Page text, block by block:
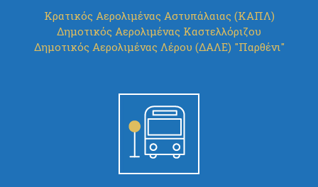
Κρατικός Αερολιμένας Αστυπάλαιας (ΚΑΠΛ)
Δημοτικός Αερολιμένας Καστελλόριζου
Δημοτικός Αερολιμένας Λέρου (ΔΑΛΕ) "Παρθένι"